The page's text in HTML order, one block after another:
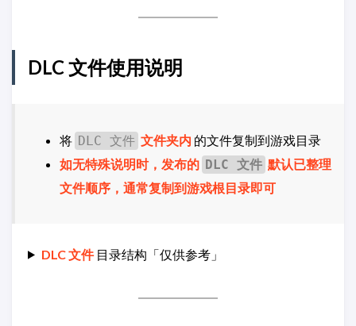
DLC 文件使用说明
将 DLC 文件 文件夹内 的文件复制到游戏目录
如无特殊说明时，发布的 DLC 文件 默认已整理
文件顺序，通常复制到游戏根目录即可
DLC 文件目录结构「仅供参考」